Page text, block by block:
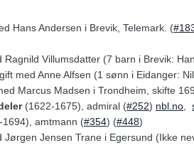
Hans Andersen i Brevik, Telemark. (
Ragnild Villumsdatter (7 barn i Brevik:
med Anne Alfsen (1 sønn i Eidanger:
Marcus Madsen i Trondheim, skifte
(1622-1675), admiral (#252) nbl.no
amtmann (#354) (#448)
Jørgen Jensen Trane i Egersund (Ikke